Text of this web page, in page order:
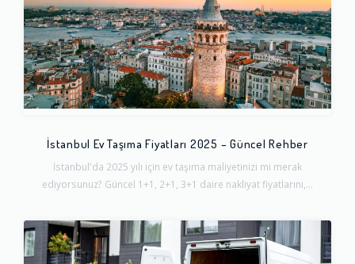
İstanbul Ev Taşıma Fiyatları 2025 – Güncel Rehber
İstanbul'da 2025 yılı için ev taşıma maliyetinizi mi merak
ediyorsunuz? Güncel 1+1, 2+1, 3+1 daire nakliyat fiyatlarını,...